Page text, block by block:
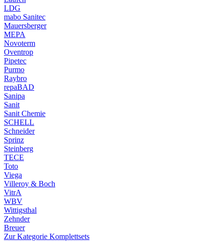
LDG
mabo Sanitec
Mauersberger
MEPA
Novoterm
Oventrop
Pipetec
Purmo
Raybro
repaBAD
Sanipa
Sanit
Sanit Chemie
SCHELL
Schneider
Sprinz
Steinberg
TECE
Toto
Viega
Villeroy & Boch
VitrA
WBV
Wittigsthal
Zehnder
Breuer
Zur Kategorie Komplettsets